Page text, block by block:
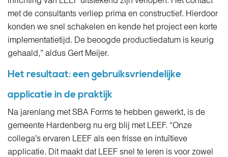
met de consultants verliep prima en constructief. Hierdoor
konden we snel schakelen en kende het project een korte
implementatietijd. De beoogde productiedatum is keurig
gehaald,” aldus Gert Meijer.
Het resultaat: een gebruiksvriendelijke
applicatie in de praktijk
Na jarenlang met SBA Forms te hebben gewerkt, is de
gemeente Hardenberg nu erg blij met LEEF. “Onze
collega’s ervaren LEEF als een frisse en intuïtieve
applicatie. Dit maakt dat LEEF snel te leren is voor zowel